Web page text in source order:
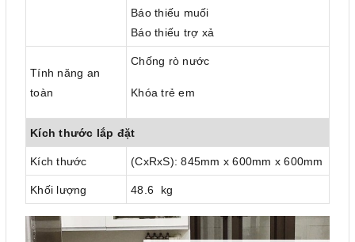
Báo thiếu muối
Báo thiếu trợ xả
Tính năng an
toàn
Chống rò nước
Khóa trẻ em
Kích thước lắp đặt
Kích thước (CxRxS): 845mm x 600mm x 600mm
Khối lượng 48.6 kg